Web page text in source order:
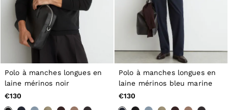
Polo à manches longues en
laine mérinos noir
€130
Polo à manches longues en
laine mérinos bleu marine
€130